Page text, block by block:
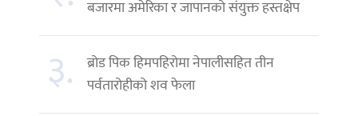
बजारमा अमेरिका र जापानको संयुक्त हस्तक्षेप
३.
ब्रोड पिक हिमपहिरोमा नेपालीसहित तीन
पर्वतारोहीको शव फेला